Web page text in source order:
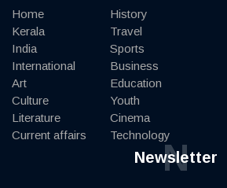
Home
Kerala
India
International
Art
Culture
Literature
Current affairs
History
Travel
Sports
Business
Education
Youth
Cinema
Technology
Newsletter
N